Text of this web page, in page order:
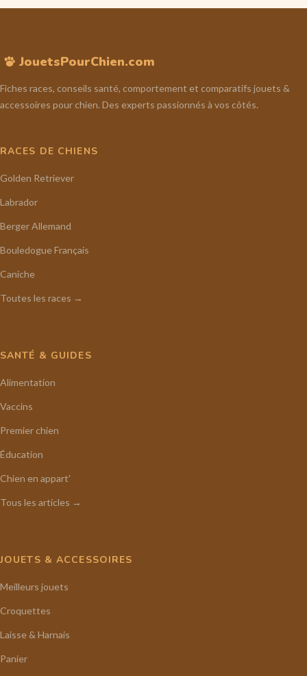
JouetsPourChien.com
Fiches races, conseils santé, comportement et comparatifs jouets &
accessoires pour chien. Des experts passionnés à vos côtés.
RACES DE CHIENS
Golden Retriever
Labrador
Berger Allemand
Bouledogue Français
Caniche
Toutes les races →
SANTÉ & GUIDES
Alimentation
Vaccins
Premier chien
Éducation
Chien en appart'
Tous les articles →
JOUETS & ACCESSOIRES
Meilleurs jouets
Croquettes
Laisse & Harnais
Panier